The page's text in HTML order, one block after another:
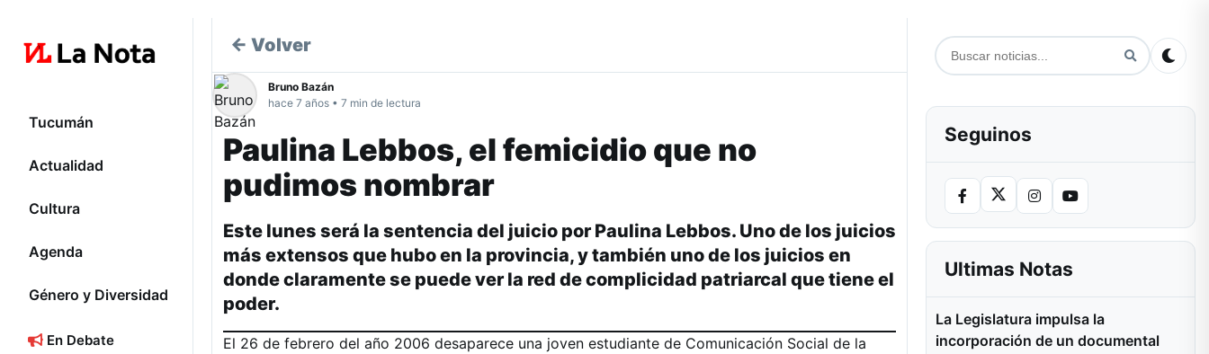
Tucumán
Actualidad
Cultura
Agenda
Género y Diversidad
En Debate
← Volver
Bruno Bazán
hace 7 años • 7 min de lectura
Paulina Lebbos, el femicidio que no
pudimos nombrar
Este lunes será la sentencia del juicio por Paulina Lebbos. Uno de los juicios
más extensos que hubo en la provincia, y también uno de los juicios en
donde claramente se puede ver la red de complicidad patriarcal que tiene el
poder.
El 26 de febrero del año 2006 desaparece una joven estudiante de Comunicación Social de la
Seguinos
Ultimas Notas
La Legislatura impulsa la
incorporación de un documental